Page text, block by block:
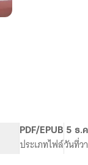
PDF/EPUB
ประเภทไฟล์
5 ธ.
วันที่ว